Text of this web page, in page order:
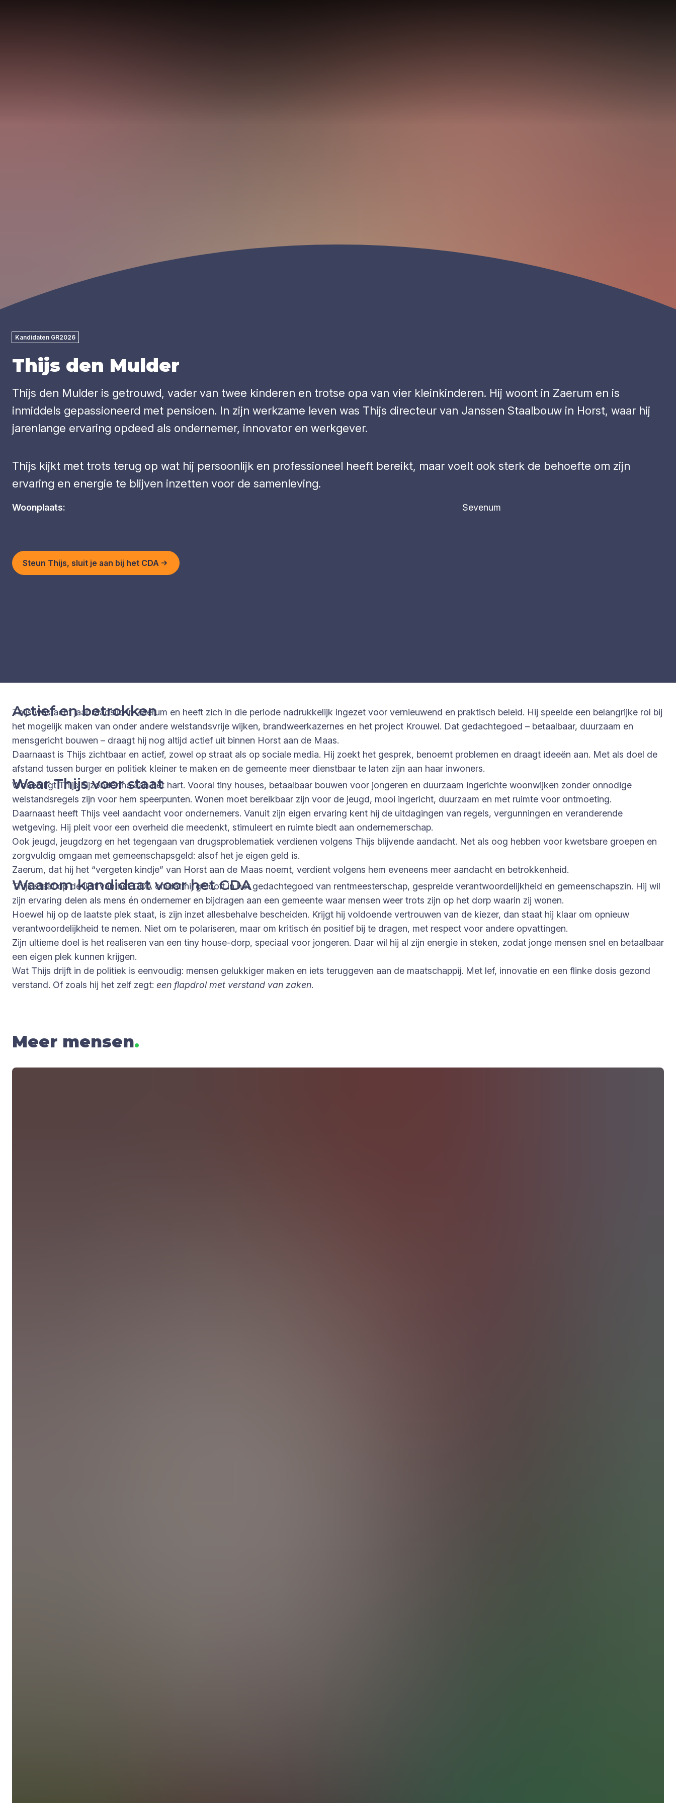
Kandidaten GR2026
Thijs den Mulder
Thijs den Mulder is getrouwd, vader van twee kinderen en trotse opa van vier kleinkinderen. Hij woont in Zaerum en is
inmiddels gepassioneerd met pensioen. In zijn werkzame leven was Thijs directeur van Janssen Staalbouw in Horst, waar hij
jarenlange ervaring opdeed als ondernemer, innovator en werkgever.
Thijs kijkt met trots terug op wat hij persoonlijk en professioneel heeft bereikt, maar voelt ook sterk de behoefte om zijn
ervaring en energie te blijven inzetten voor de samenleving.
Woonplaats: Sevenum
Steun Thijs, sluit je aan bij het CDA
Actief en betrokken
Thijs was acht jaar raadslid in Zaerum en heeft zich in die periode nadrukkelijk ingezet voor vernieuwend en praktisch beleid. Hij speelde een belangrijke rol bij
het mogelijk maken van onder andere welstandsvrije wijken, brandweerkazernes en het project Krouwel. Dat gedachtegoed – betaalbaar, duurzaam en
mensgericht bouwen – draagt hij nog altijd actief uit binnen Horst aan de Maas.
Daarnaast is Thijs zichtbaar en actief, zowel op straat als op sociale media. Hij zoekt het gesprek, benoemt problemen en draagt ideeën aan. Met als doel de
afstand tussen burger en politiek kleiner te maken en de gemeente meer dienstbaar te laten zijn aan haar inwoners.
Waar Thijs voor staat
Wonen ligt Thijs bijzonder na aan het hart. Vooral tiny houses, betaalbaar bouwen voor jongeren en duurzaam ingerichte woonwijken zonder onnodige
welstandsregels zijn voor hem speerpunten. Wonen moet bereikbaar zijn voor de jeugd, mooi ingericht, duurzaam en met ruimte voor ontmoeting.
Daarnaast heeft Thijs veel aandacht voor ondernemers. Vanuit zijn eigen ervaring kent hij de uitdagingen van regels, vergunningen en veranderende
wetgeving. Hij pleit voor een overheid die meedenkt, stimuleert en ruimte biedt aan ondernemerschap.
Ook jeugd, jeugdzorg en het tegengaan van drugsproblematiek verdienen volgens Thijs blijvende aandacht. Net als oog hebben voor kwetsbare groepen en
zorgvuldig omgaan met gemeenschapsgeld: alsof het je eigen geld is.
Zaerum, dat hij het “vergeten kindje” van Horst aan de Maas noemt, verdient volgens hem eveneens meer aandacht en betrokkenheid.
Waarom kandidaat voor het CDA
Thijs staat op de lijst van het CDA omdat hij gelooft in het gedachtegoed van rentmeesterschap, gespreide verantwoordelijkheid en gemeenschapszin. Hij wil
zijn ervaring delen als mens én ondernemer en bijdragen aan een gemeente waar mensen weer trots zijn op het dorp waarin zij wonen.
Hoewel hij op de laatste plek staat, is zijn inzet allesbehalve bescheiden. Krijgt hij voldoende vertrouwen van de kiezer, dan staat hij klaar om opnieuw
verantwoordelijkheid te nemen. Niet om te polariseren, maar om kritisch én positief bij te dragen, met respect voor andere opvattingen.
Zijn ultieme doel is het realiseren van een tiny house-dorp, speciaal voor jongeren. Daar wil hij al zijn energie in steken, zodat jonge mensen snel en betaalbaar
een eigen plek kunnen krijgen.
Wat Thijs drijft in de politiek is eenvoudig: mensen gelukkiger maken en iets teruggeven aan de maatschappij. Met lef, innovatie en een flinke dosis gezond
verstand. Of zoals hij het zelf zegt: een flapdrol met verstand van zaken.
Meer mensen.